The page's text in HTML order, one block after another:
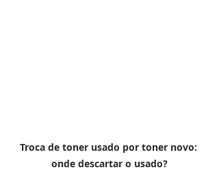
Troca de toner usado por toner novo:
onde descartar o usado?